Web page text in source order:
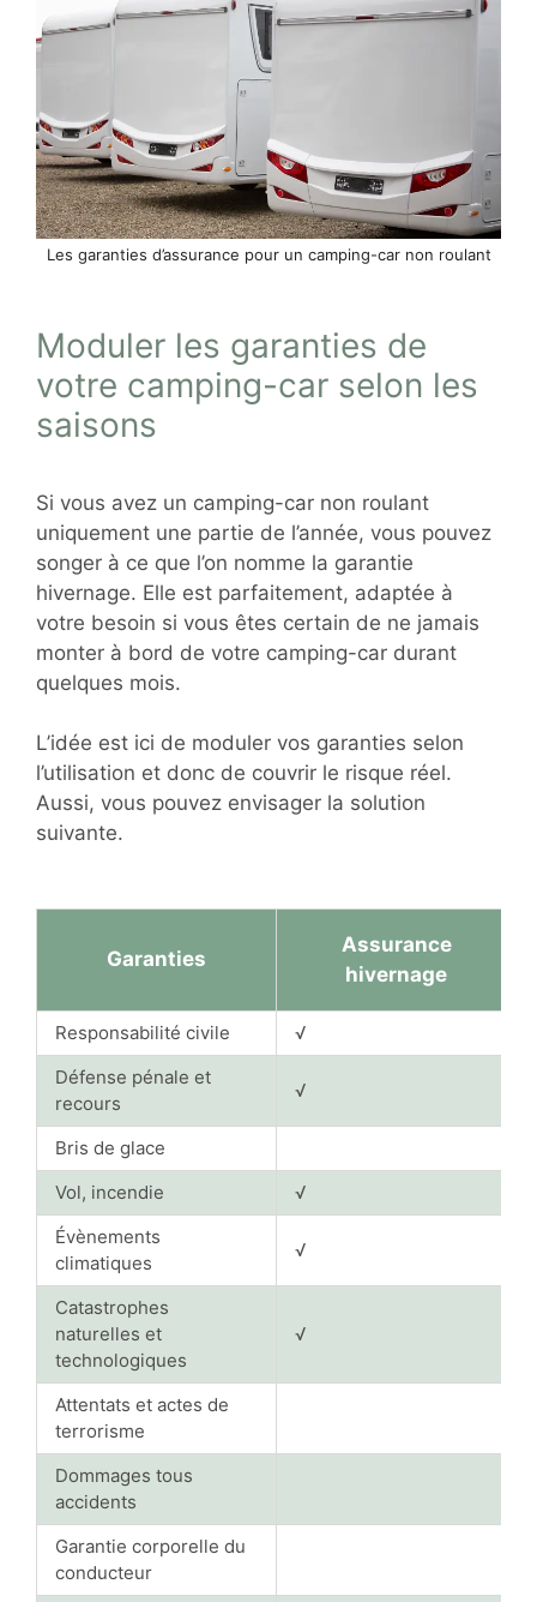
Les garanties d’assurance pour un camping-car non roulant
Moduler les garanties de
votre camping-car selon les
saisons
Si vous avez un camping-car non roulant
uniquement une partie de l’année, vous pouvez
songer à ce que l’on nomme la garantie
hivernage. Elle est parfaitement, adaptée à
votre besoin si vous êtes certain de ne jamais
monter à bord de votre camping-car durant
quelques mois.
L’idée est ici de moduler vos garanties selon
l’utilisation et donc de couvrir le risque réel.
Aussi, vous pouvez envisager la solution
suivante.
Garanties
Assurance
hivernage
Responsabilité civile √
Défense pénale et
recours
√
Bris de glace
Vol, incendie
√
Évènements
climatiques
√
Catastrophes
naturelles et
technologiques
√
Attentats et actes de
terrorisme
Dommages tous
accidents
Garantie corporelle du
conducteur